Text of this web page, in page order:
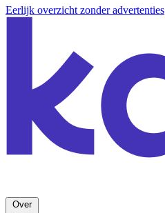
Eerlijk overzicht zonder advertenties
Over